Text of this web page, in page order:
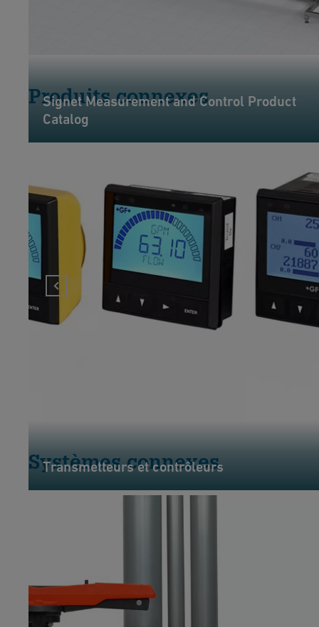
Signet Measurement and Control Product
Catalog
Produits connexes
Transmetteurs et contrôleurs
Systèmes connexes